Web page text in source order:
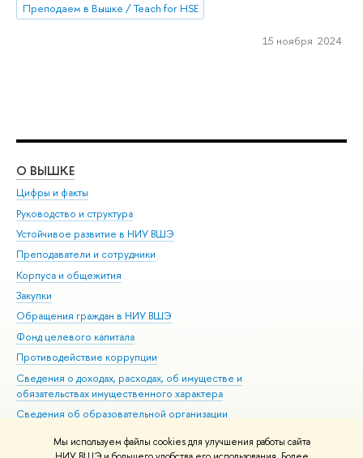
Мы используем файлы cookies для улучшения работы сайта
Преподаем в Вышке / Teach for HSE
15 ноября 2024
О ВЫШКЕ
Цифры и факты
Руководство и структура
Устойчивое развитие в НИУ ВШЭ
Преподаватели и сотрудники
Корпуса и общежития
Закупки
Обращения граждан в НИУ ВШЭ
Фонд целевого капитала
Противодействие коррупции
Сведения о доходах, расходах, об имуществе и
обязательствах имущественного характера
Сведения об образовательной организации
Людям с ограниченными возможностями здоровья
Единая платежная страница